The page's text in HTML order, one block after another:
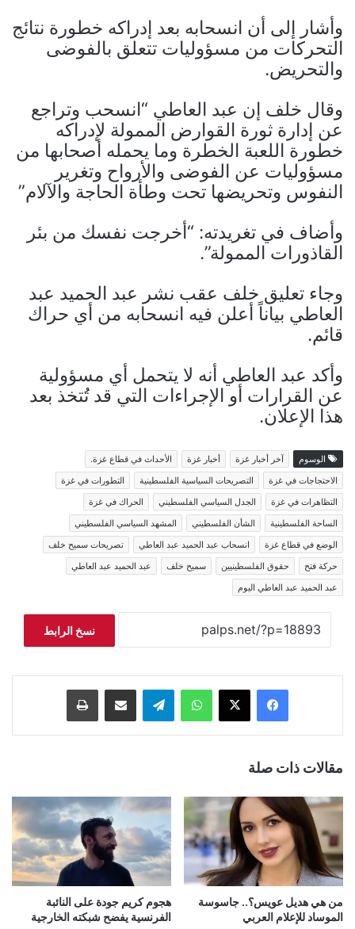
وأشار إلى أن انسحابه بعد إدراكه خطورة نتائج
التحركات من مسؤوليات تتعلق بالفوضى
والتحريض.
وقال خلف إن عبد العاطي “انسحب وتراجع
عن إدارة ثورة القوارض الممولة لإدراكه
خطورة اللعبة الخطرة وما يحمله أصحابها من
مسؤوليات عن الفوضى والأرواح وتغرير
النفوس وتحريضها تحت وطأة الحاجة والآلام”
وأضاف في تغريدته: “أخرجت نفسك من بئر
القاذورات الممولة”.
وجاء تعليق خلف عقب نشر عبد الحميد عبد
العاطي بياناً أعلن فيه انسحابه من أي حراك
قائم.
وأكد عبد العاطي أنه لا يتحمل أي مسؤولية
عن القرارات أو الإجراءات التي قد تُتخذ بعد
هذا الإعلان.
الوسوم آخر أخبار غزة أخبار غزة
الأحداث في قطاع غزة.
الاحتجاجات في غزة
التصريحات السياسية الفلسطينية
التطورات في غزة
التظاهرات في غزة
الجدل السياسي الفلسطيني
الحراك في غزة
الساحة الفلسطينية
الشأن الفلسطيني
المشهد السياسي الفلسطيني
الوضع في قطاع غزة
انسحاب عبد الحميد عبد العاطي
تصريحات سميح خلف
حركة فتح
حقوق الفلسطينيين سميح خلف
عبد الحميد عبد العاطي
عبد الحميد عبد العاطي اليوم
نسخ الرابط
فيسبوك ‫X واتساب تيلقرام مشاركة عبر البريد طباعة
مقالات ذات صلة
من هي هديل عويس؟.. جاسوسة
الموساد للإعلام العربي
هجوم كريم جودة على النائبة
الفرنسية يفضح شبكته الخارجية